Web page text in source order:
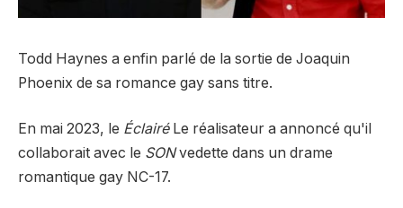
Todd Haynes a enfin parlé de la sortie de Joaquin
Phoenix de sa romance gay sans titre.
En mai 2023, le Éclairé Le réalisateur a annoncé qu'il
collaborait avec le SONvedette dans un drame
romantique gay NC-17.